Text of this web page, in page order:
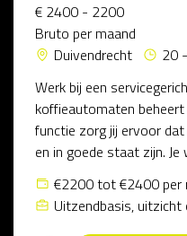
€ 2400 - 2200
Bruto per maand
Duivendrecht
20
Werk bij een
koffieautomaten
functie zorg jij ervoor
en in goede staat zijn.
€2200 tot €2400 per
Uitzendbasis,